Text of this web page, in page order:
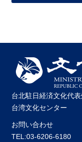
台北駐日経済文化代
台湾文化センター
お問い合わせ
TEL:03-6206-6180